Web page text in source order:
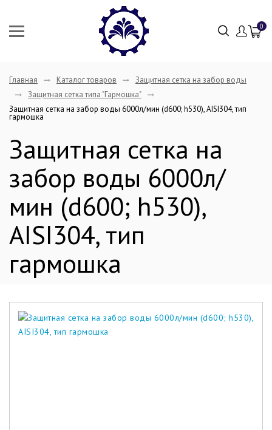
0
Главная Каталог товаров
Защитная сетка на забор воды
Защитная сетка типа "Гармошка"
Защитная сетка на забор воды 6000л/мин (d600; h530), AISI304, тип
гармошка
Защитная сетка на
забор воды 6000л/
мин (d600; h530),
AISI304, тип
гармошка